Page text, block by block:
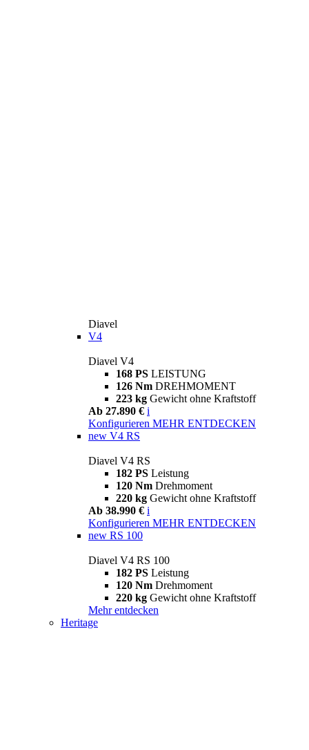
Diavel
V4
Diavel V4
168 PS LEISTUNG
126 Nm DREHMOMENT
223 kg Gewicht ohne Kraftstoff
Ab 27.890 € i
Konfigurieren MEHR ENTDECKEN
new V4 RS
Diavel V4 RS
182 PS Leistung
120 Nm Drehmoment
220 kg Gewicht ohne Kraftstoff
Ab 38.990 € i
Konfigurieren MEHR ENTDECKEN
new RS 100
Diavel V4 RS 100
182 PS Leistung
120 Nm Drehmoment
220 kg Gewicht ohne Kraftstoff
Mehr entdecken
Heritage